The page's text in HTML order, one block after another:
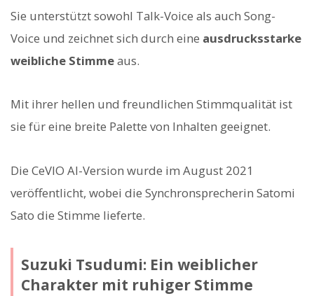
Sie unterstützt sowohl Talk-Voice als auch Song-
Voice und zeichnet sich durch eine ausdrucksstarke
weibliche Stimmeaus.
Mit ihrer hellen und freundlichen Stimmqualität ist
sie für eine breite Palette von Inhalten geeignet.
Die CeVIO AI-Version wurde im August 2021
veröffentlicht, wobei die Synchronsprecherin Satomi
Sato die Stimme lieferte.
Suzuki Tsudumi: Ein weiblicher
Charakter mit ruhiger Stimme